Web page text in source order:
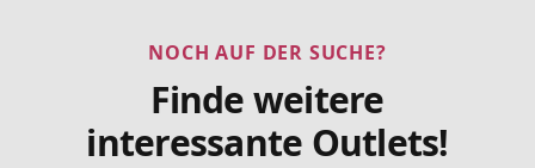
NOCH AUF DER SUCHE?
Finde weitere
interessante Outlets!